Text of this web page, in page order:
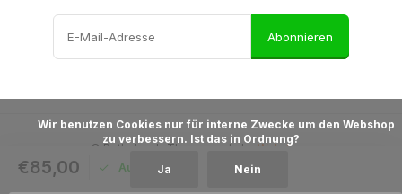
€85,00 Auf Lager
Abonnieren
Allgemeine Geschäftsbedingungen
© Pothelm.nl - Theme made by Webdinge
zu verbessern. Ist das in Ordnung?
Ja Nein